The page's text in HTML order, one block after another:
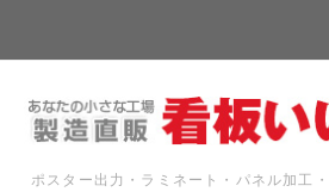
ポスター出力・ラミネート・パネル加工